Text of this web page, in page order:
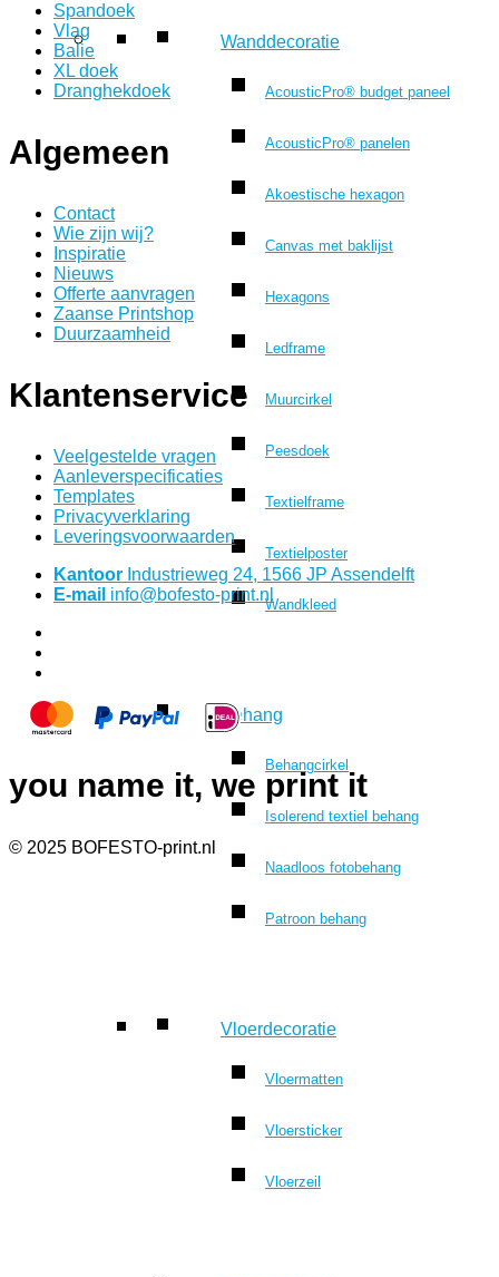
Wanddecoratie
AcousticPro® budget paneel
AcousticPro® panelen
Akoestische hexagon
Canvas met baklijst
Hexagons
Ledframe
Muurcirkel
Peesdoek
Textielframe
Textielposter
Wandkleed
Behang
Behangcirkel
Isolerend textiel behang
Naadloos fotobehang
Patroon behang
Vloerdecoratie
Vloermatten
Vloersticker
Vloerzeil
Spandoek
Vlag
Balie
XL doek
Dranghekdoek
Algemeen
Contact
Wie zijn wij?
Inspiratie
Nieuws
Offerte aanvragen
Zaanse Printshop
Duurzaamheid
Klantenservice
Veelgestelde vragen
Aanleverspecificaties
Templates
Privacyverklaring
Leveringsvoorwaarden
Kantoor Industrieweg 24, 1566 JP Assendelft
E-mail info@bofesto-print.nl
you name it, we print it
© 2025 BOFESTO-print.nl